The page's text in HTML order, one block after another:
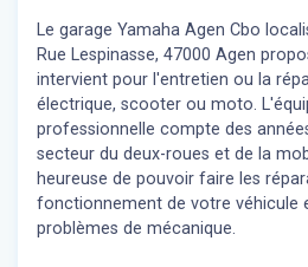
Le garage Yamaha Agen Cbo
Rue Lespinasse, 47000 Agen
intervient pour l'entretien ou la
électrique, scooter ou moto.
professionnelle compte des
secteur du deux-roues et de la
heureuse de pouvoir faire les
fonctionnement de votre véhicule
problèmes de mécanique.